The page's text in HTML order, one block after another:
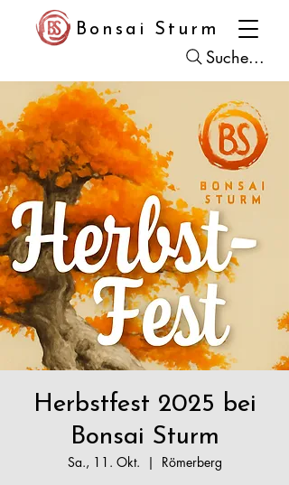
Bonsai Sturm
Suche...
Herbstfest 2025 bei
Bonsai Sturm
Sa., 11. Okt.
  |
Römerberg